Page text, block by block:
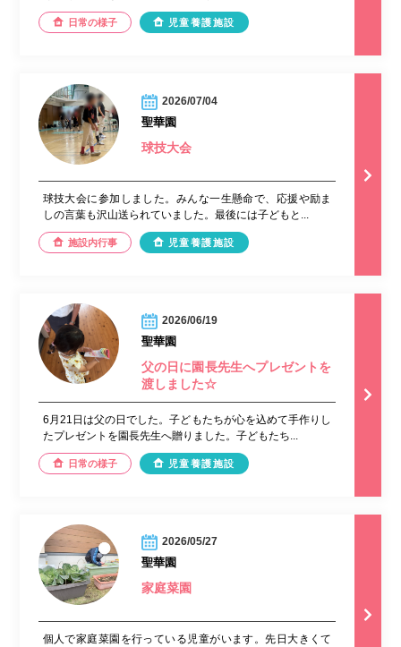
日常の様子 児童養護施設
2026/07/04
聖華園
球技大会
球技大会に参加しました。みんな一生懸命で、応援や励ま
しの言葉も沢山送られていました。最後には子どもと...
施設内行事 児童養護施設
2026/06/19
聖華園
父の日に園長先生へプレゼントを
渡しました☆
6月21日は父の日でした。子どもたちが心を込めて手作りし
たプレゼントを園長先生へ贈りました。子どもたち...
日常の様子 児童養護施設
2026/05/27
聖華園
家庭菜園
個人で家庭菜園を行っている児童がいます。先日大きくて